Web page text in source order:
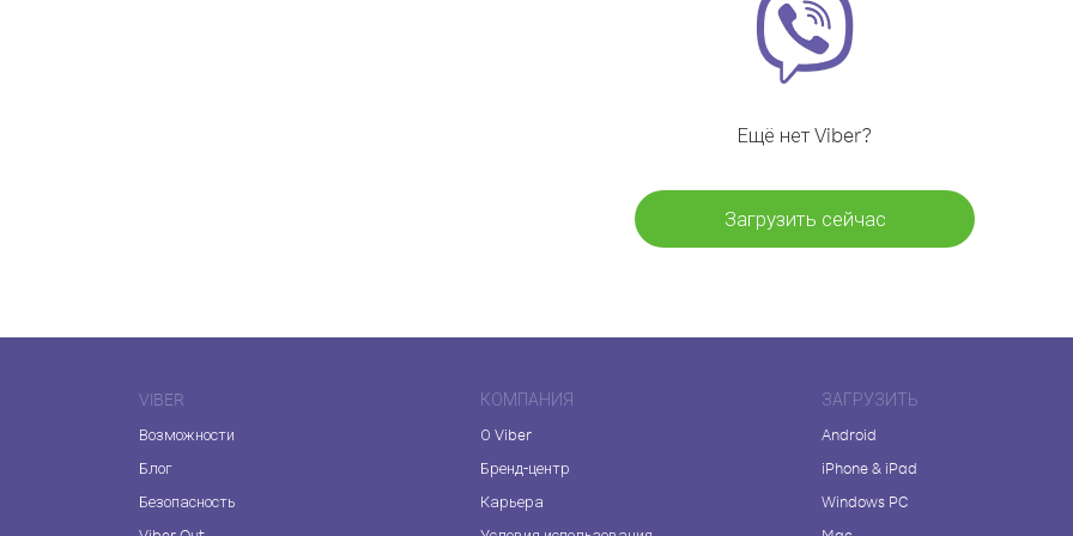
Ещё нет Viber?
Загрузить сейчас
VIBER
Возможности
Блог
Безопасность
КОМПАНИЯ
О Viber
Бренд-центр
Карьера
ЗАГРУЗИТЬ
Android
iPhone & iPad
Windows PC